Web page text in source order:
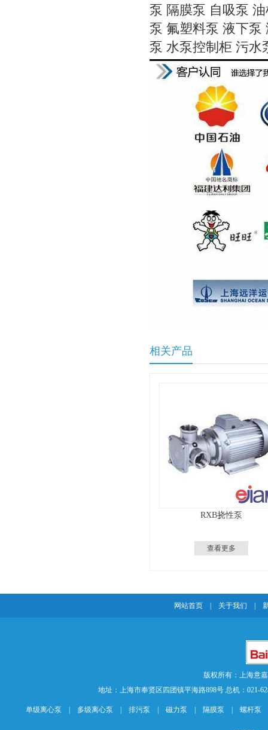
泵 隔膜泵 自吸泵
泵 氟塑料泵 液下泵
泵 水泵控制柜 污水
相关产品
RXB挠性泵
查看更多
网站首页 关于我们
版权所有：上海意
地址：上海市奉贤区四团镇平海路898号 总机：021-
单级离心泵 多级离心泵 排污泵 磁力泵 隔膜泵 螺杆泵